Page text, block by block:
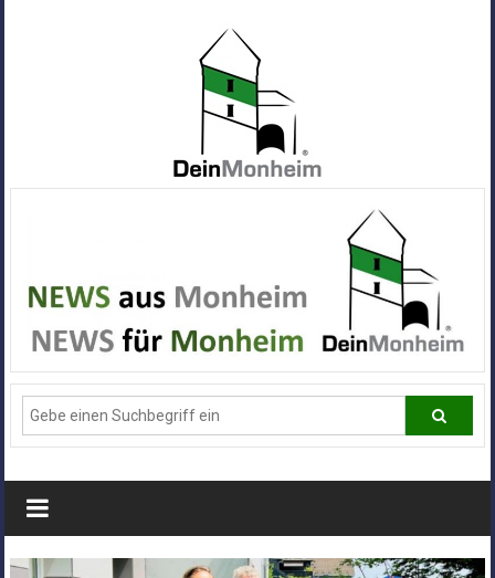
Alle
News
aus
Deiner
Stadt
Monheim